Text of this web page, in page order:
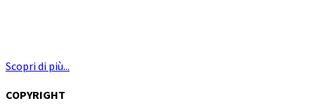
Scopri di più...
COPYRIGHT